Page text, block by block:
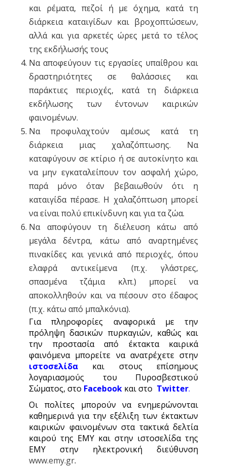
και ρέματα, πεζοί ή με όχημα, κατά τη
διάρκεια καταιγίδων και βροχοπτώσεων,
αλλά και για αρκετές ώρες μετά το τέλος
της εκδήλωσής τους
Να αποφεύγουν τις εργασίες υπαίθρου και
δραστηριότητες σε θαλάσσιες και
παράκτιες περιοχές, κατά τη διάρκεια
εκδήλωσης των έντονων καιρικών
φαινομένων.
Να προφυλαχτούν αμέσως κατά τη
διάρκεια μιας χαλαζόπτωσης. Να
καταφύγουν σε κτίριο ή σε αυτοκίνητο και
να μην εγκαταλείπουν τον ασφαλή χώρο,
παρά μόνο όταν βεβαιωθούν ότι η
καταιγίδα πέρασε. Η χαλαζόπτωση μπορεί
να είναι πολύ επικίνδυνη και για τα ζώα.
Να αποφύγουν τη διέλευση κάτω από
μεγάλα δέντρα, κάτω από αναρτημένες
πινακίδες και γενικά από περιοχές, όπου
ελαφρά αντικείμενα (π.χ. γλάστρες,
σπασμένα τζάμια κλπ.) μπορεί να
αποκολληθούν και να πέσουν στο έδαφος
(π.χ. κάτω από μπαλκόνια).
Για πληροφορίες αναφορικά με την
πρόληψη δασικών πυρκαγιών, καθώς και
την προστασία από έκτακτα καιρικά
φαινόμενα μπορείτε να ανατρέχετε στην
ιστοσελίδα και στους επίσημους
λογαριασμούς του Πυροσβεστικού
Σώματος, στο Facebook και στο Twitter.
Οι πολίτες μπορούν να ενημερώνονται
καθημερινά για την εξέλιξη των έκτακτων
καιρικών φαινομένων στα τακτικά δελτία
καιρού της ΕΜΥ και στην ιστοσελίδα της
ΕΜΥ στην ηλεκτρονική διεύθυνση
www.emy.gr.